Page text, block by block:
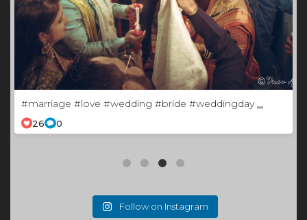
`Kehnde har gaana hit munda iconic....(king) ...
43 0
Follow on Instagram